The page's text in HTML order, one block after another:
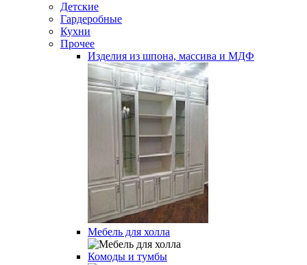
Детские
Гардеробные
Кухни
Прочее
Изделия из шпона, массива и МДФ
Мебель для холла
Комоды и тумбы